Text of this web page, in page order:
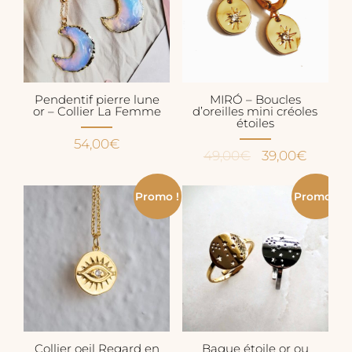
Pendentif pierre lune
or – Collier La Femme
54,00€
MIRÓ – Boucles
d’oreilles mini créoles
étoiles
49,00€
Le
initial
était :
49,00€.
39,00€Le
prix
actuel
est :
Promo !
Collier oeil Regard en
Promo !
Bague étoile or ou